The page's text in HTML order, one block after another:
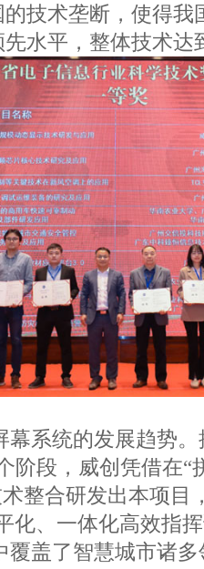
技术垄断，使得我
水平，整体技术达
幕系统的发展趋势
阶段，威创凭借在
整合研发出本项目
化、一体化高效指
覆盖了智慧城市诸